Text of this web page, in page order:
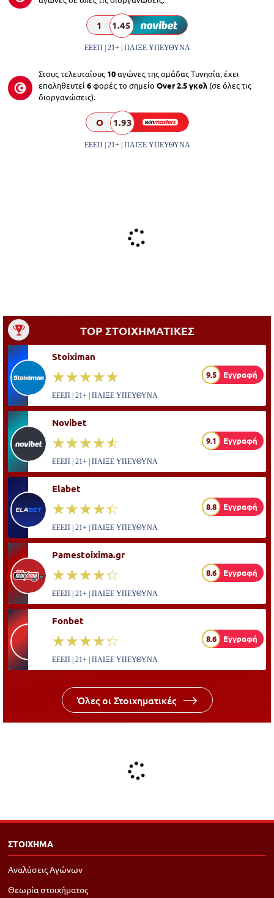
1 1.45
ΕΕΕΠ | 21+ | ΠΑΙΞΕ ΥΠΕΥΘΥΝΑ
Στους τελευταίους 10αγώνες της ομάδας Τυνησία, έχει
επαληθευτεί 6φορές το σημείο Over 2.5 γκολ (σε όλες τις
διοργανώσεις).
O 1.93
ΕΕΕΠ | 21+ | ΠΑΙΞΕ ΥΠΕΥΘΥΝΑ
TOP ΣΤΟΙΧΗΜΑΤΙΚΕΣ
Stoiximan
☆☆☆☆☆
★★★★★ 9.5 Εγγραφή
ΕΕΕΠ | 21+ | ΠΑΙΞΕ ΥΠΕΥΘΥΝΑ
Novibet
☆☆☆☆☆
★★★★★ 9.1 Εγγραφή
ΕΕΕΠ | 21+ | ΠΑΙΞΕ ΥΠΕΥΘΥΝΑ
Elabet
☆☆☆☆☆
★★★★★ 8.8 Εγγραφή
ΕΕΕΠ | 21+ | ΠΑΙΞΕ ΥΠΕΥΘΥΝΑ
Pamestoixima.gr
☆☆☆☆☆
★★★★★ 8.6 Εγγραφή
ΕΕΕΠ | 21+ | ΠΑΙΞΕ ΥΠΕΥΘΥΝΑ
Fonbet
☆☆☆☆☆
★★★★★ 8.6 Εγγραφή
ΕΕΕΠ | 21+ | ΠΑΙΞΕ ΥΠΕΥΘΥΝΑ
Όλες οι Στοιχηματικές
ΣΤΟΙΧΗΜΑ
Αναλύσεις Αγώνων
Θεωρία στοιχήματος